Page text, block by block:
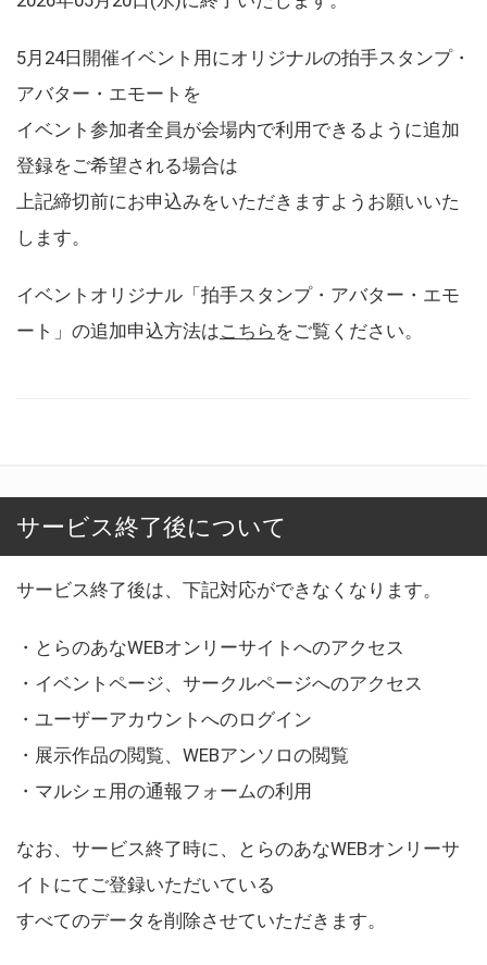
5月24日開催イベント用にオリジナルの拍手スタンプ・
アバター・エモートを
イベント参加者全員が会場内で利用できるように追加
登録をご希望される場合は
上記締切前にお申込みをいただきますようお願いいた
します。
イベントオリジナル「拍手スタンプ・アバター・エモ
ート」の追加申込方法はこちら をご覧ください。
サービス終了後について
サービス終了後は、下記対応ができなくなります。
・とらのあなWEBオンリーサイトへのアクセス
・イベントページ、サークルページへのアクセス
・ユーザーアカウントへのログイン
・展示作品の閲覧、WEBアンソロの閲覧
・マルシェ用の通報フォームの利用
なお、サービス終了時に、とらのあなWEBオンリーサ
イトにてご登録いただいている
すべてのデータを削除させていただきます。